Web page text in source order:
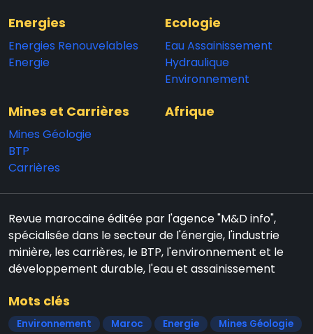
Energies
Energies Renouvelables
Energie
Ecologie
Eau Assainissement
Hydraulique
Environnement
Mines et Carrières
Mines Géologie
BTP
Carrières
Afrique
Revue marocaine éditée par l'agence "M&D info",
spécialisée dans le secteur de l'énergie, l'industrie
minière, les carrières, le BTP, l'environnement et le
développement durable, l'eau et assainissement
Mots clés
Environnement Maroc Energie Mines Géologie